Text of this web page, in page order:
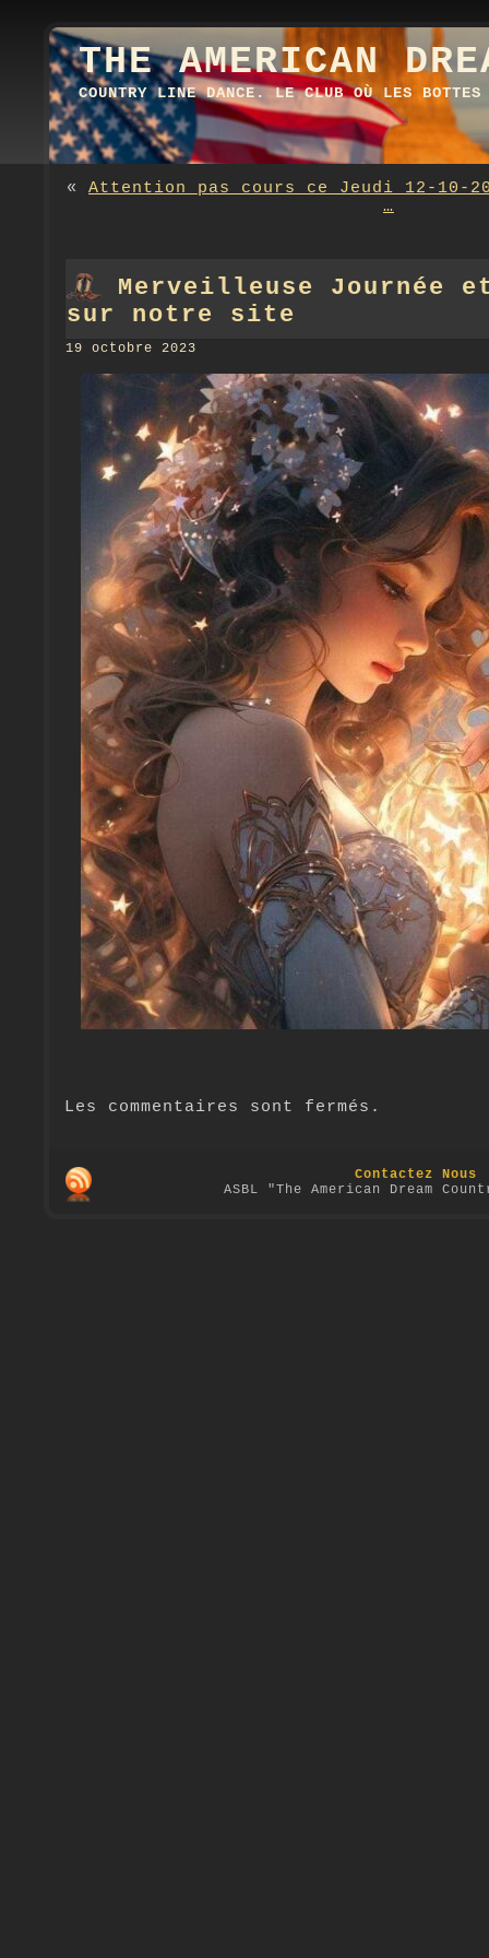
THE AMERICAN
COUNTRY LINE DANCE. LE CLUB OÙ LES BOTTES
« Attention pas cours ce Jeudi 12-10-
…
Merveilleuse Journée
sur notre site
19 octobre 2023
Les commentaires sont fermés.
Contactez Nous
ASBL "The American Dream